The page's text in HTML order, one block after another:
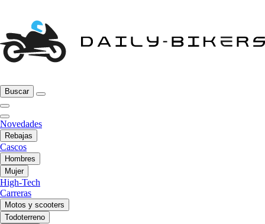
Buscar
Novedades
Rebajas
Cascos
Hombres
Mujer
High-Tech
Carreras
Motos y scooters
Todoterreno